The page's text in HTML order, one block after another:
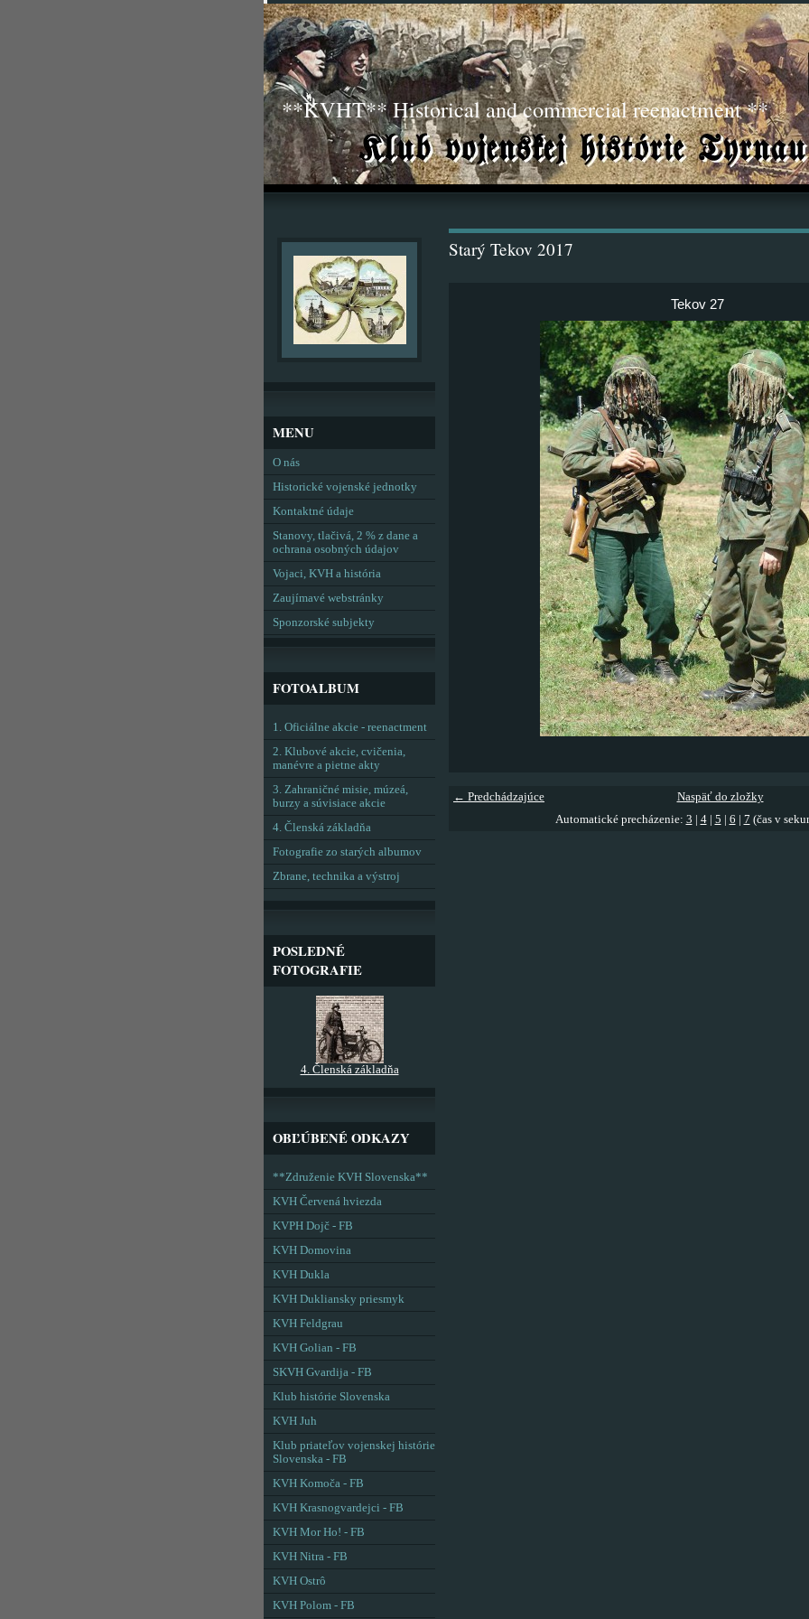
**KVHT** Historical and commercial reenactment **
Starý Tekov 2017
Tekov 27
← Predchádzajúce
Naspäť do zložky
Automatické precházenie: 3 4| 5 6 7 (čas v
MENU
O nás
Historické vojenské jednotky
Kontaktné údaje
Stanovy, tlačivá, 2 % z dane a
ochrana osobných údajov
Vojaci, KVH a história
Zaujímavé webstránky
Sponzorské subjekty
FOTOALBUM
1. Oficiálne akcie - reenactment
2. Klubové akcie, cvičenia,
manévre a pietne akty
3. Zahraničné misie, múzeá,
burzy a súvisiace akcie
4. Členská základňa
Fotografie zo starých albumov
Zbrane, technika a výstroj
POSLEDNÉ
FOTOGRAFIE
4. Členská základňa
OBĽÚBENÉ ODKAZY
**Združenie KVH Slovenska**
KVH Červená hviezda
KVPH Dojč - FB
KVH Domovina
KVH Dukla
KVH Dukliansky priesmyk
KVH Feldgrau
KVH Golian - FB
SKVH Gvardija - FB
Klub histórie Slovenska
KVH Juh
Klub priateľov vojenskej histórie
Slovenska - FB
KVH Komoča - FB
KVH Krasnogvardejci - FB
KVH Mor Ho! - FB
KVH Nitra - FB
KVH Ostrô
KVH Polom - FB